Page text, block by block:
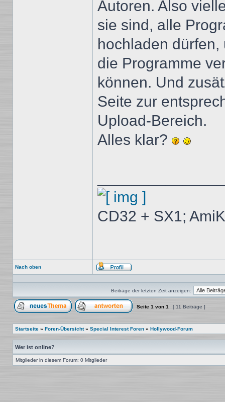
Autoren. Also
sie sind, alle
hochladen
die Programme
können. Und
Seite zur
Upload-Bereich.
Alles klar?
CD32 + SX1;
Nach oben
Profil
Beiträge der letzten Zeit anzeigen:
Seite 1 von 1 [ 11 Beiträge ]
Startseite » Foren-Übersicht» Special Interest Foren » Hollywood-Forum
Wer ist online?
Mitglieder in diesem Forum: 0 Mitglieder